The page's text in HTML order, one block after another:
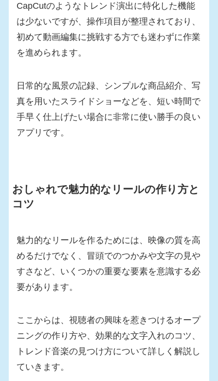
CapCutのようなトレンド演出に特化した機能
は少ないですが、操作項目が整理されており、
初めて動画編集に挑戦する方でも迷わずに作業
を進められます。
日常的な風景の記録、シンプルな商品紹介、写
真を用いたスライドショーなどを、短い時間で
手早く仕上げたい場合に非常に使い勝手の良い
アプリです。
おしゃれで魅力的なリールの作り方と
コツ
魅力的なリールを作るためには、映像の質を高
めるだけでなく、冒頭でのつかみや文字の見や
すさなど、いくつかの重要な要素を意識する必
要があります。
ここからは、視聴者の興味を惹きつけるオープ
ニングの作り方や、効果的な文字入れのコツ、
トレンド音楽の見つけ方について詳しく解説し
ていきます。